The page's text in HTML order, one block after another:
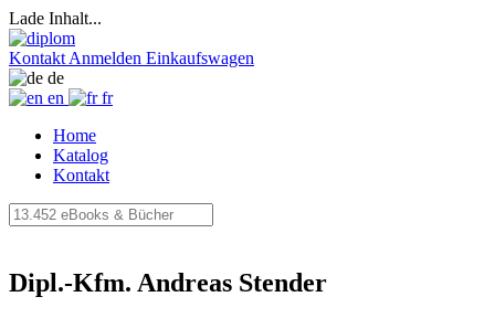
Lade Inhalt...
Kontakt Anmelden Einkaufswagen
de
en
fr
Home
Katalog
Kontakt
Dipl.-Kfm. Andreas Stender